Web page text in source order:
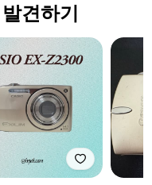
견하기